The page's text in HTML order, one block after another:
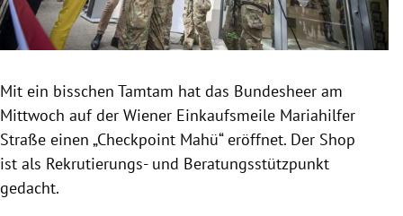
Untermenü
Untermenü
Mit ein bisschen Tamtam hat das Bundesheer am
Mittwoch auf der Wiener Einkaufsmeile Mariahilfer
Straße einen „Checkpoint Mahü“ eröffnet. Der Shop
ist als Rekrutierungs- und Beratungsstützpunkt
gedacht.